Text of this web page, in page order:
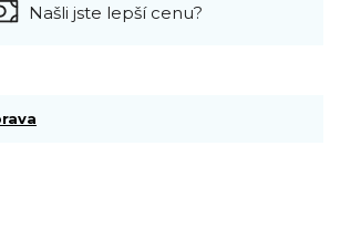
Našli jste lepší cenu?